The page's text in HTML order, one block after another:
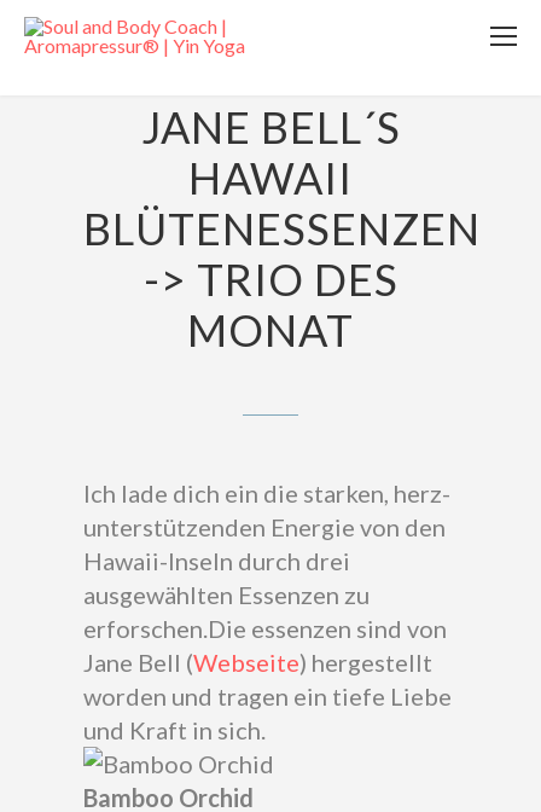
JANE BELL´S
HAWAII
BLÜTENESSENZEN
-> TRIO DES
MONAT
Ich lade dich ein die starken, herz-
unterstützenden Energie von den
Hawaii-Inseln durch drei
ausgewählten Essenzen zu
erforschen.Die essenzen sind von
Jane Bell (Webseite) hergestellt
worden und tragen ein tiefe Liebe
und Kraft in sich.
Bamboo Orchid